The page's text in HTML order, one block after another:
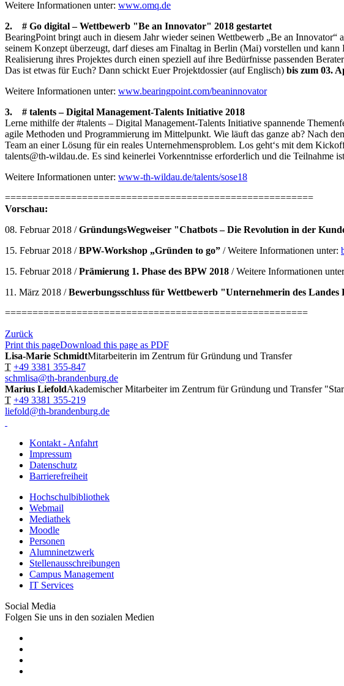
Weitere Informationen unter: www.omq.de
2. # Go digital – Wettbewerb "Be an Innovator" 2018 gestartet
BearingPoint bringt auch in diesem Jahr wieder seinen Wettbewerb „Be an
seinem Konzept überzeugt, darf dieses am Finaltag in Berlin (Mai) vorstellen und
Realisierung ihres Projektes durch einen speziell auf ihre Bedürfnisse passenden
Das ist etwas für Euch? Dann schickt Euer Projektdossier (auf Englisch) bis zum 03.
Weitere Informationen unter: www.bearingpoint.com/beaninnovator
3. # talents – Digital Management-Talents Initiative 2018
Lerne mithilfe der #talents – Digital Management-Talents Initiative spannende
agile Methoden und Programmierung im Mittelpunkt. Wie läuft das ganze ab? Nach
Team an einer Lösung für ein reales Unternehmensproblem. Los geht‘s mit dem
talents@th-wildau.de. Es sind keinerlei Vorkenntnisse erforderlich und die Teilnahme
Weitere Informationen unter: www-th-wildau.de/talents/sose18
========================================================
Vorschau:
08. Februar 2018 /GründungsWegweiser "Chatbots – Die Revolution in der
15. Februar 2018 /BPW-Workshop „Gründen to go” / Weitere Informationen unter:
15. Februar 2018 /Prämierung 1. Phase des BPW 2018 / Weitere Informationen
11. März 2018 /Bewerbungsschluss für Wettbewerb "Unternehmerin des
=======================================================
Zurück
Print this pageDownload this page as PDF
Lisa-Marie SchmidtMitarbeiterin im Zentrum für Gründung und Transfer
T +49 3381 355-847
schmlisa@th-brandenburg.de
Marius LiefoldAkademischer Mitarbeiter im Zentrum für Gründung und Transfer
T +49 3381 355-219
liefold@th-brandenburg.de
Kontakt - Anfahrt
Impressum
Datenschutz
Barrierefreiheit
Hochschulbibliothek
Webmail
Mediathek
Moodle
Personen
Alumninetzwerk
Stellenausschreibungen
Campus Management
IT Services
Social Media
Folgen Sie uns in den sozialen Medien